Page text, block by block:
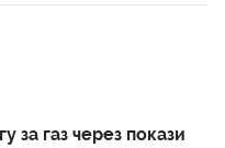
за газ через покази